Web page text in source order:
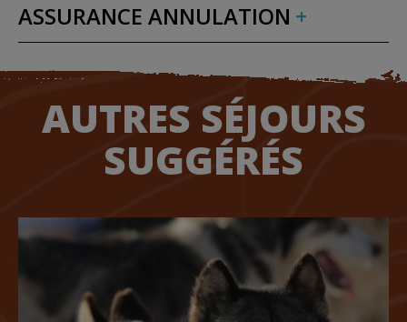
ASSURANCE ANNULATION
AUTRES SÉJOURS
SUGGÉRÉS